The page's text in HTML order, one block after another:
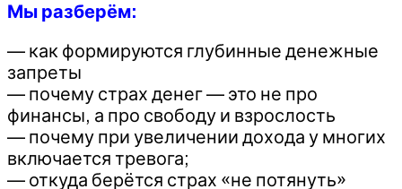
Мы разберём:
— как формируются глубинные денежные
запреты
— почему страх денег — это не про
финансы, а про свободу и взрослость
— почему при увеличении дохода у многих
включается тревога;
— откуда берётся страх «не потянуть»